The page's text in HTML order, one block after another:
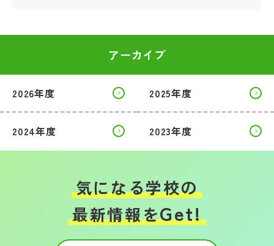
アーカイブ
2026年度 2025年度
2024年度 2023年度
気になる学校の
最新情報をGet!